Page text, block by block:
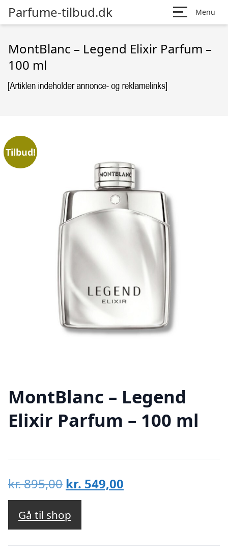
Parfume-tilbud.dk Menu
MontBlanc – Legend Elixir Parfum –
100 ml
Tilbud!
MontBlanc – Legend
Elixir Parfum – 100 ml
kr.895,00 Den
oprindelige
pris
var:
kr. 895,00.
kr. 549,00
kr. 549,00.
Gå til shop